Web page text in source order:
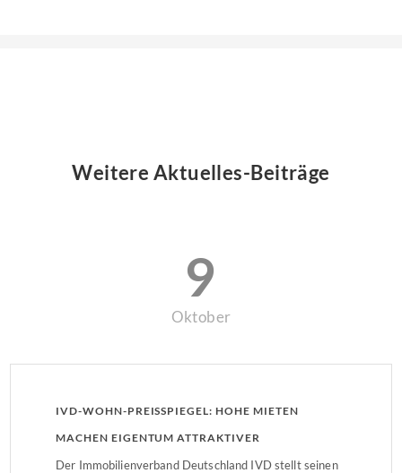
Weitere Aktuelles-Beiträge
9
Oktober
IVD-WOHN-PREISSPIEGEL: HOHE MIETEN
MACHEN EIGENTUM ATTRAKTIVER
Der Immobilienverband Deutschland IVD stellt seinen